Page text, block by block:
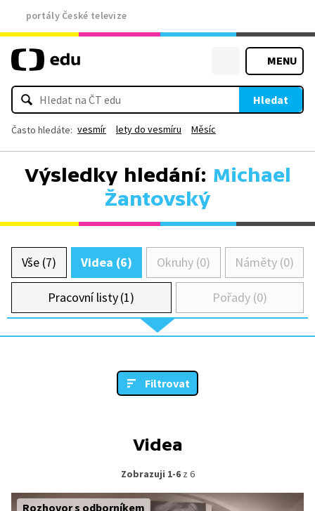
portály České televize
MENU
Hledat
Často hledáte: vesmír lety do vesmíru Měsíc
Výsledky hledání: Michael
Žantovský
Vše (7) Videa (6) Okruhy (0) Náměty (0)
Pracovní listy (1) Pořady (0)
Filtrovat
Videa
Zobrazuji 1-6z 6
Rozhovor s odborníkem